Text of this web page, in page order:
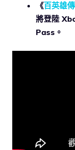
《百英雄傳
將登陸
Pass。